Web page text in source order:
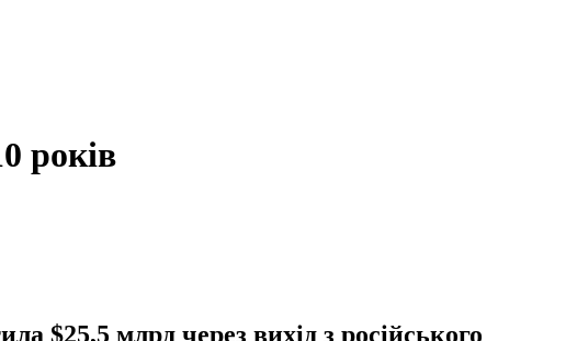
років
$25,5 млрд через вихід з російського